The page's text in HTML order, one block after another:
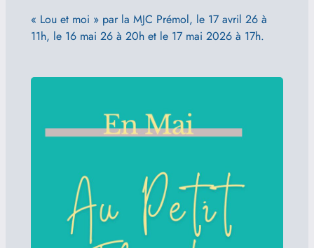
« Lou et moi » par la MJC Prémol, le 17 avril 26 à
11h, le 16 mai 26 à 20h et le 17 mai 2026 à 17h.